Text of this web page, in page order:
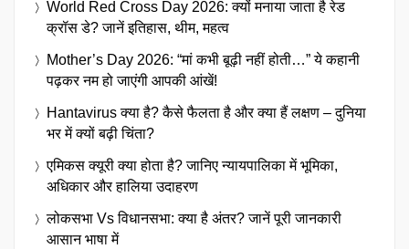
World Red Cross Day 2026: क्यों मनाया जाता है रेड
क्रॉस डे? जानें इतिहास, थीम, महत्व
Mother’s Day 2026: “मां कभी बूढ़ी नहीं होती…” ये कहानी
पढ़कर नम हो जाएंगी आपकी आंखें!
Hantavirus क्या है? कैसे फैलता है और क्या हैं लक्षण – दुनिया
भर में क्यों बढ़ी चिंता?
एमिकस क्यूरी क्या होता है? जानिए न्यायपालिका में भूमिका,
अधिकार और हालिया उदाहरण
लोकसभा Vs विधानसभा: क्या है अंतर? जानें पूरी जानकारी
आसान भाषा में